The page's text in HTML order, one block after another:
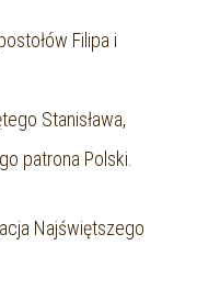
Filipa i
Stanisława,
patrona Polski.
Najświętszego